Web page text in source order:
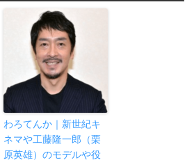
わろてんか｜新世紀キ
ネマや工藤隆一郎（栗
原英雄）のモデルや役